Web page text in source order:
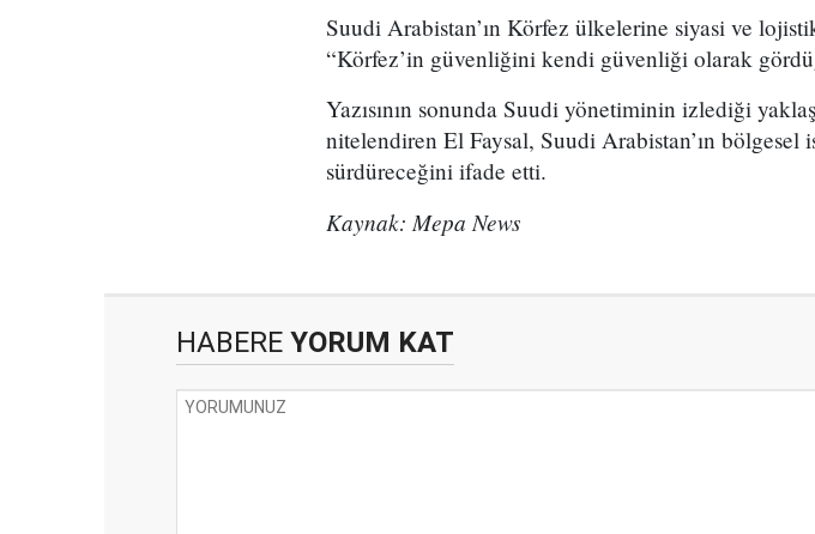
Suudi Arabistan’ın Körfez ülkelerine siyasi ve
“Körfez’in güvenliğini kendi güvenliği olarak
Yazısının sonunda Suudi yönetiminin izlediği
nitelendiren El Faysal, Suudi Arabistan’ın bölgesel
sürdüreceğini ifade etti.
Kaynak: Mepa News
HABERE YORUM KAT